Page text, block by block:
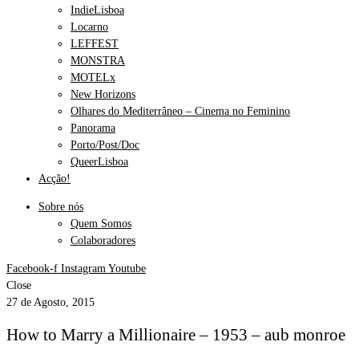
IndieLisboa
Locarno
LEFFEST
MONSTRA
MOTELx
New Horizons
Olhares do Mediterrâneo – Cinema no Feminino
Panorama
Porto/Post/Doc
QueerLisboa
Acção!
Sobre nós
Quem Somos
Colaboradores
Facebook-f Instagram Youtube
Close
27 de Agosto, 2015
How to Marry a Millionaire – 1953 – aub monroe